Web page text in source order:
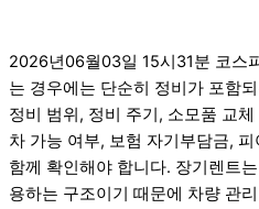
2026년06월03일 15시31분 코스
는 경우에는 단순히 정비가 포함
정비 범위, 정비 주기, 소모품 교
차 가능 여부, 보험 자기부담금,
함께 확인해야 합니다. 장기렌트
용하는 구조이기 때문에 차량 관